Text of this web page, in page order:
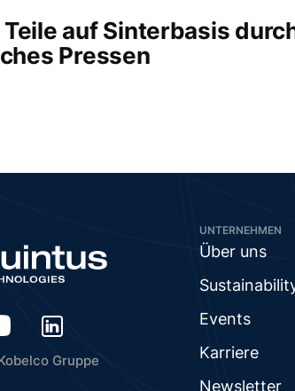
auf Sinterbasis
Pressen
Gruppe
UNTERNEHMEN
Über uns
Events
Karriere
Newsletter